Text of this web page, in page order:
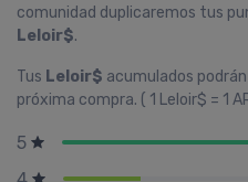
comunidad duplicaremos tus
Leloir$.
Tus Leloir$ acumulados
próxima compra. ( 1 Leloir$ = 1
5